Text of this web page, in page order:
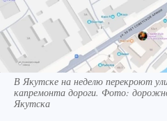
В Якутске на неделю перекроют
капремонта дороги. Фото:
Якутска